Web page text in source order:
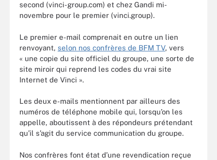
second (vinci-group.com) et chez Gandi mi-
novembre pour le premier (vinci.group).
Le premier e-mail comprenait en outre un lien
renvoyant, selon nos confrères de BFM TV, vers
« une copie du site officiel du groupe, une sorte de
site miroir qui reprend les codes du vrai site
Internet de Vinci ».
Les deux e-mails mentionnent par ailleurs des
numéros de téléphone mobile qui, lorsqu’on les
appelle, aboutissent à des répondeurs prétendant
qu’il s’agit du service communication du groupe.
Nos confrères font état d’une revendication reçue